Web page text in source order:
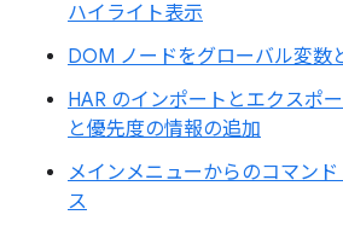
ハイライト表示
DOM ノードをグローバル変数
HAR のインポートとエクスポ
と優先度の情報の追加
メインメニューからのコマン
ス